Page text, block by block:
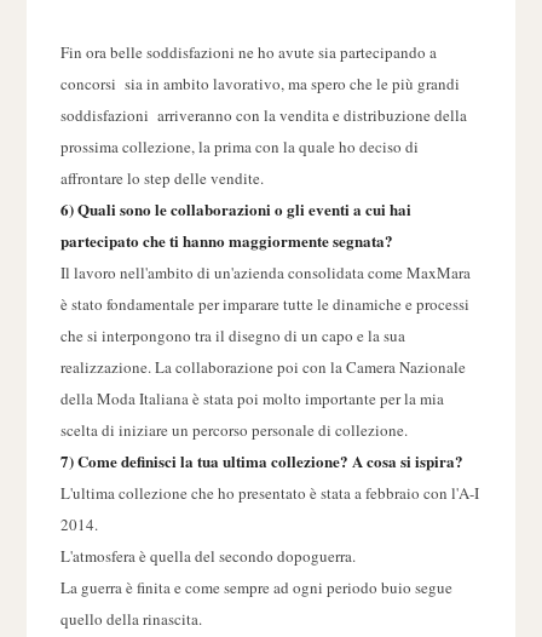
Fin ora belle soddisfazioni ne ho avute sia partecipando a
concorsi sia in ambito lavorativo, ma spero che le più grandi
soddisfazioni arriveranno con la vendita e distribuzione della
prossima collezione, la prima con la quale ho deciso di
affrontare lo step delle vendite.
6) Quali sono le collaborazioni o gli eventi a cui hai
partecipato che ti hanno maggiormente segnata?
Il lavoro nell'ambito di un'azienda consolidata come MaxMara
è stato fondamentale per imparare tutte le dinamiche e processi
che si interpongono tra il disegno di un capo e la sua
realizzazione. La collaborazione poi con la Camera Nazionale
della Moda Italiana è stata poi molto importante per la mia
scelta di iniziare un percorso personale di collezione.
7) Come definisci la tua ultima collezione? A cosa si ispira?
L'ultima collezione che ho presentato è stata a febbraio con l'A-I
2014.
L'atmosfera è quella del secondo dopoguerra.
La guerra è finita e come sempre ad ogni periodo buio segue
quello della rinascita.